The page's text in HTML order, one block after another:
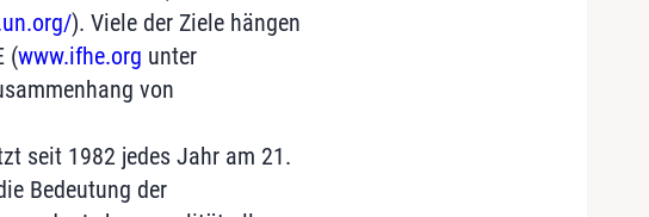
). Viele der Ziele hängen
(www.ifhe.org unter
von
seit 1982 jedes Jahr am 21.
Bedeutung der